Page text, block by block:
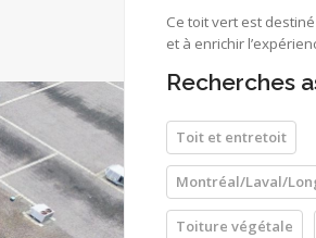
Ce toit vert est
et à enrichir
Recherches
Toit et entretoit
Montréal/Laval/
Toiture végétale